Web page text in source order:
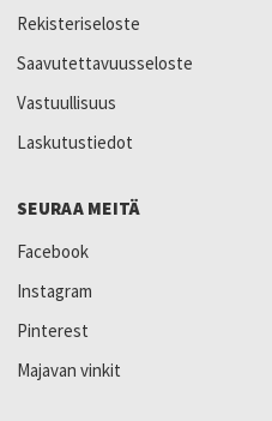
Rekisteriseloste
Saavutettavuusseloste
Vastuullisuus
Laskutustiedot
SEURAA MEITÄ
Facebook
Instagram
Pinterest
Majavan vinkit